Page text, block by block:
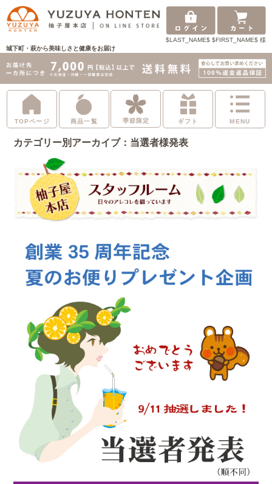
$LAST_NAME$ $FIRST_NAME$ 様
城下町・萩から美味しさと健康をお届け
TOPページ 商品一覧 季節限定 ギフト MENU
カテゴリー別アーカイブ：当選者様発表